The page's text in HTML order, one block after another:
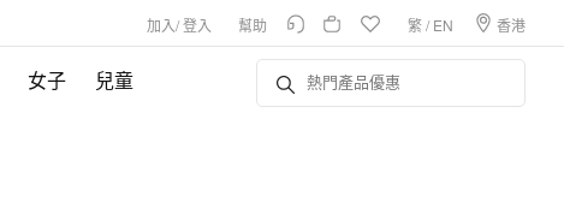
加入/登入 幫助 繁/ EN 香港
女子 兒童